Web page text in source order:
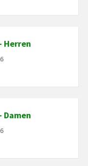
Herren
Damen